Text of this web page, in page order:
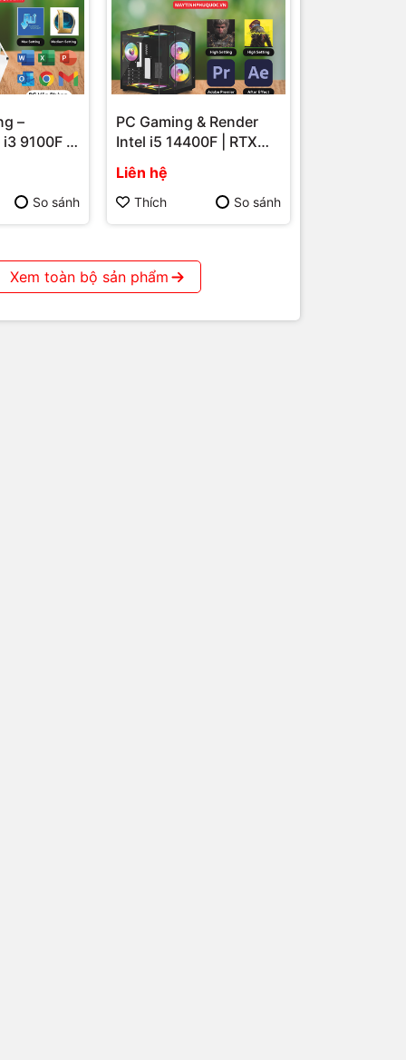
–
9100F |
Định –
Tính
QuốcSo sánh
PC Gaming & Render
Intel i5 14400F | RTX
3060 12GB – Hiệu Năng
Mạnh Mẽ Cho Game Và
Đồ Họa Tại Phú Quốc
Liên hệ
Thích So sánh
Xem toàn bộ sản phẩm
có thể bị